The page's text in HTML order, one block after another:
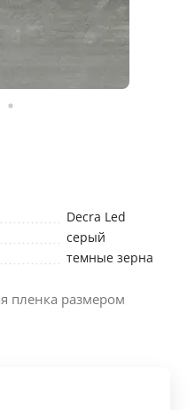
Decra Led
серый
темные зерна
пленка размером